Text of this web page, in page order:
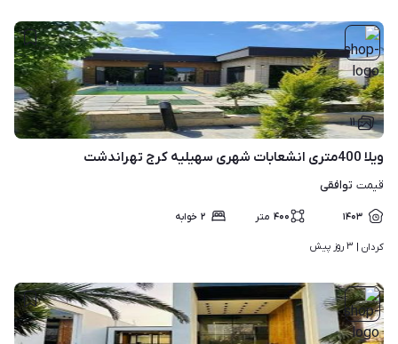
۱۱
ویلا 400متری انشعابات شهری سهیلیه کرج تهراندشت
قیمت توافقی
۱۴۰۳ ۴۰۰ متر ۲ خوابه
کردان | ۳ روز پیش